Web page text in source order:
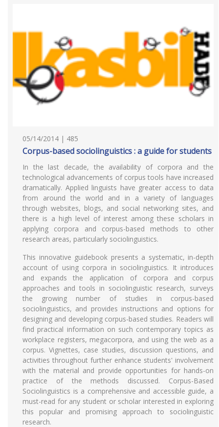
05/14/2014 | 485
Corpus-based sociolinguistics : a guide for students
In the last decade, the availability of corpora and the
technological advancements of corpus tools have increased
dramatically. Applied linguists have greater access to data
from around the world and in a variety of languages
through websites, blogs, and social networking sites, and
there is a high level of interest among these scholars in
applying corpora and corpus-based methods to other
research areas, particularly sociolinguistics.
This innovative guidebook presents a systematic, in-depth
account of using corpora in sociolinguistics. It introduces
and expands the application of corpora and corpus
approaches and tools in sociolinguistic research, surveys
the growing number of studies in corpus-based
sociolinguistics, and provides instructions and options for
designing and developing corpus-based studies. Readers will
find practical information on such contemporary topics as
workplace registers, megacorpora, and using the web as a
corpus. Vignettes, case studies, discussion questions, and
activities throughout further enhance students' involvement
with the material and provide opportunities for hands-on
practice of the methods discussed. Corpus-Based
Sociolinguistics is a comprehensive and accessible guide, a
must-read for any student or scholar interested in exploring
this popular and promising approach to sociolinguistic
research.